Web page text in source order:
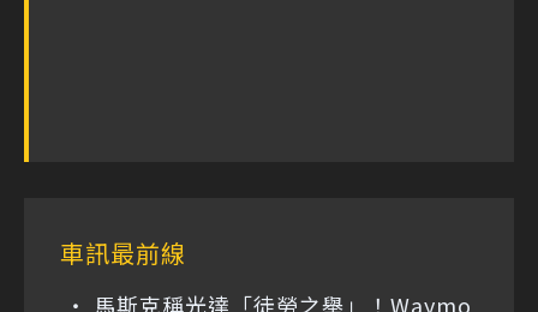
車訊最前線
馬斯克稱光達「徒勞之舉」！Waymo